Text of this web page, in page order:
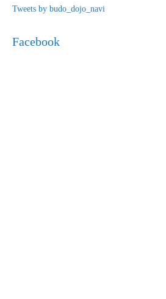
Tweets by budo_dojo_navi
Facebook